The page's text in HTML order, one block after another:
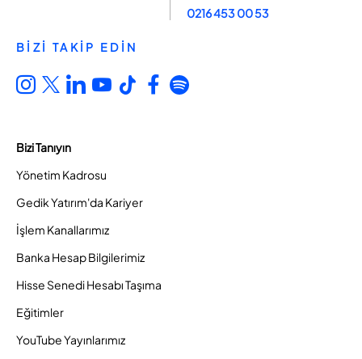
0216 453 00 53
BİZİ TAKİP EDİN
Bizi Tanıyın
Yönetim Kadrosu
Gedik Yatırım'da Kariyer
İşlem Kanallarımız
Banka Hesap Bilgilerimiz
Hisse Senedi Hesabı Taşıma
Eğitimler
YouTube Yayınlarımız